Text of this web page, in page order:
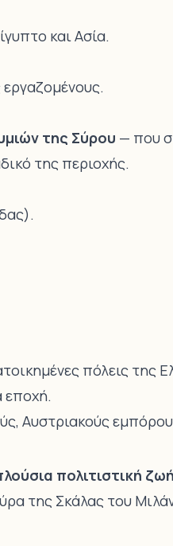
και Ασία.
της Σύρου — που
της περιοχής.
πόλεις της
εποχή.
Αυστριακούς
πολιτιστική ζωή
της Σκάλας του